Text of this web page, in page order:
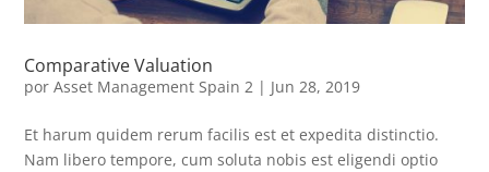
Comparative Valuation
porAsset Management Spain 2 | Jun 28, 2019
Et harum quidem rerum facilis est et expedita distinctio.
Nam libero tempore, cum soluta nobis est eligendi optio